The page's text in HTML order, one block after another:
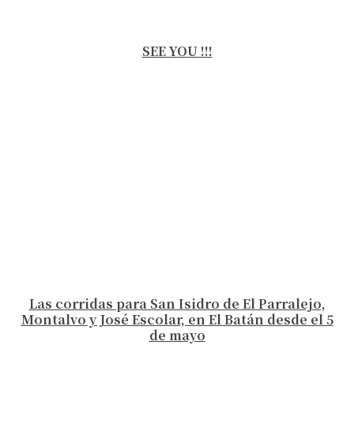
SEE YOU !!!
Las corridas para San Isidro de El Parralejo,
Montalvo y José Escolar, en El Batán desde el 5
de mayo